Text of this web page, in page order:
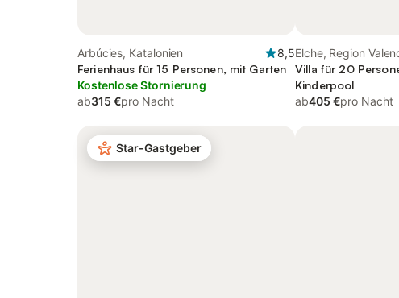
Arbúcies, Katalonien
8,5
Ferienhaus für 15 Personen, mit Garten
Kostenlose Stornierung
ab315 €pro Nacht
Elche, Region
Villa für 20
Kinderpool
ab405 €pro Nacht
Star-Gastgeber